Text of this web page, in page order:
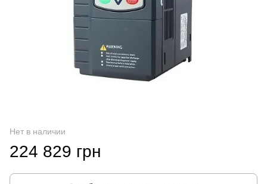
Нет в наличии
224 829 грн